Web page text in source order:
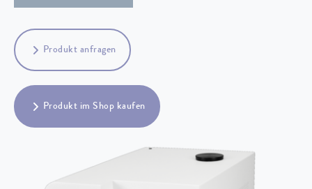
Produkt anfragen
Produkt im Shop kaufen